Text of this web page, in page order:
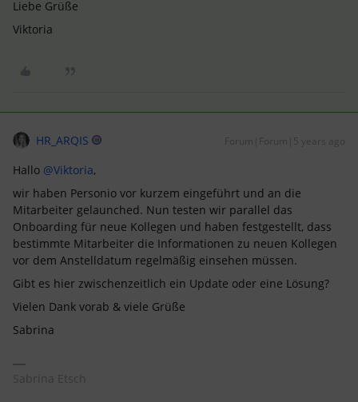
Liebe Grüße
Viktoria
HR_ARQIS Forum|Forum|5 years ago
Hallo @Viktoria,
wir haben Personio vor kurzem eingeführt und an die
Mitarbeiter gelaunched. Nun testen wir parallel das
Onboarding für neue Kollegen und haben festgestellt, dass
bestimmte Mitarbeiter die Informationen zu neuen Kollegen
vor dem Anstelldatum regelmäßig einsehen müssen.
Gibt es hier zwischenzeitlich ein Update oder eine Lösung?
Vielen Dank vorab & viele Grüße
Sabrina
Sabrina Etsch